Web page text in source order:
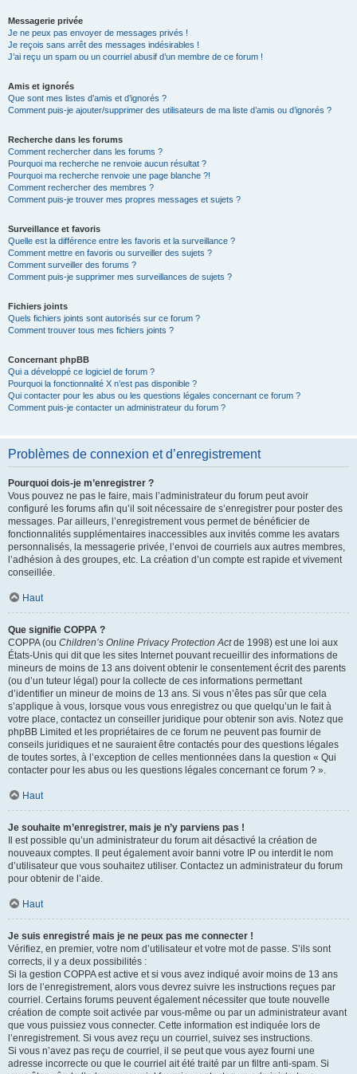
Messagerie privée
Je ne peux pas envoyer de messages privés !
Je reçois sans arrêt des messages indésirables !
J’ai reçu un spam ou un courriel abusif d’un membre de ce forum !
Amis et ignorés
Que sont mes listes d’amis et d’ignorés ?
Comment puis-je ajouter/supprimer des utilisateurs de ma liste d’amis ou d’ignorés ?
Recherche dans les forums
Comment rechercher dans les forums ?
Pourquoi ma recherche ne renvoie aucun résultat ?
Pourquoi ma recherche renvoie une page blanche ?!
Comment rechercher des membres ?
Comment puis-je trouver mes propres messages et sujets ?
Surveillance et favoris
Quelle est la différence entre les favoris et la surveillance ?
Comment mettre en favoris ou surveiller des sujets ?
Comment surveiller des forums ?
Comment puis-je supprimer mes surveillances de sujets ?
Fichiers joints
Quels fichiers joints sont autorisés sur ce forum ?
Comment trouver tous mes fichiers joints ?
Concernant phpBB
Qui a développé ce logiciel de forum ?
Pourquoi la fonctionnalité X n’est pas disponible ?
Qui contacter pour les abus ou les questions légales concernant ce forum ?
Comment puis-je contacter un administrateur du forum ?
Problèmes de connexion et d’enregistrement
Pourquoi dois-je m’enregistrer ?
Vous pouvez ne pas le faire, mais l’administrateur du forum peut avoir
configuré les forums afin qu’il soit nécessaire de s’enregistrer pour poster des
messages. Par ailleurs, l’enregistrement vous permet de bénéficier de
fonctionnalités supplémentaires inaccessibles aux invités comme les avatars
personnalisés, la messagerie privée, l’envoi de courriels aux autres membres,
l’adhésion à des groupes, etc. La création d’un compte est rapide et vivement
conseillée.
Haut
Que signifie COPPA ?
COPPA (ou Children’s Online Privacy Protection Actde 1998) est une loi aux
États-Unis qui dit que les sites Internet pouvant recueillir des informations de
mineurs de moins de 13 ans doivent obtenir le consentement écrit des parents
(ou d’un tuteur légal) pour la collecte de ces informations permettant
d’identifier un mineur de moins de 13 ans. Si vous n’êtes pas sûr que cela
s’applique à vous, lorsque vous vous enregistrez ou que quelqu’un le fait à
votre place, contactez un conseiller juridique pour obtenir son avis. Notez que
phpBB Limited et les propriétaires de ce forum ne peuvent pas fournir de
conseils juridiques et ne sauraient être contactés pour des questions légales
de toutes sortes, à l’exception de celles mentionnées dans la question « Qui
contacter pour les abus ou les questions légales concernant ce forum ? ».
Haut
Je souhaite m’enregistrer, mais je n’y parviens pas !
Il est possible qu’un administrateur du forum ait désactivé la création de
nouveaux comptes. Il peut également avoir banni votre IP ou interdit le nom
d’utilisateur que vous souhaitez utiliser. Contactez un administrateur du forum
pour obtenir de l’aide.
Haut
Je suis enregistré mais je ne peux pas me connecter !
Vérifiez, en premier, votre nom d’utilisateur et votre mot de passe. S’ils sont
corrects, il y a deux possibilités :
Si la gestion COPPA est active et si vous avez indiqué avoir moins de 13 ans
lors de l’enregistrement, alors vous devrez suivre les instructions reçues par
courriel. Certains forums peuvent également nécessiter que toute nouvelle
création de compte soit activée par vous-même ou par un administrateur avant
que vous puissiez vous connecter. Cette information est indiquée lors de
l’enregistrement. Si vous avez reçu un courriel, suivez ses instructions.
Si vous n’avez pas reçu de courriel, il se peut que vous ayez fourni une
adresse incorrecte ou que le courriel ait été traité par un filtre anti-spam. Si